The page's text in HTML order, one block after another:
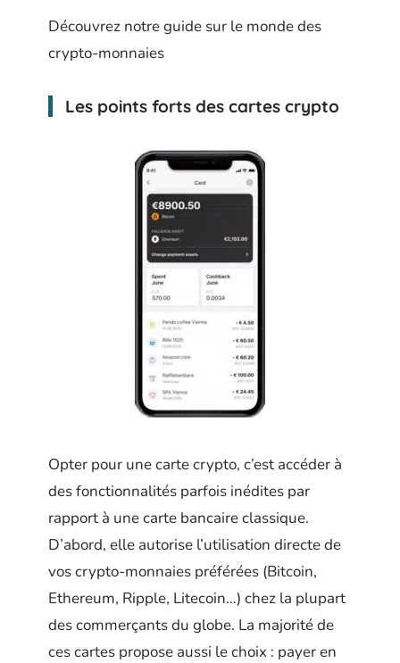
Découvrez notre guide sur le monde des
crypto-monnaies
Les points forts des cartes crypto
Opter pour une carte crypto, c’est accéder à
des fonctionnalités parfois inédites par
rapport à une carte bancaire classique.
D’abord, elle autorise l’utilisation directe de
vos crypto-monnaies préférées (Bitcoin,
Ethereum, Ripple, Litecoin…) chez la plupart
des commerçants du globe. La majorité de
ces cartes propose aussi le choix : payer en